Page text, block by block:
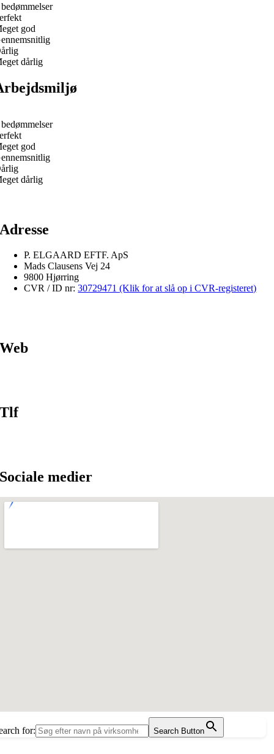
god
dårlig
god
dårlig
Adresse
P. ELGAARD EFTF. ApS
Mads Clausens Vej 24
9800 Hjørring
CVR / ID nr:30729471 (Klik for at slå op i CVR-registeret)
Web
Tlf
Sociale medier
for: Search Button